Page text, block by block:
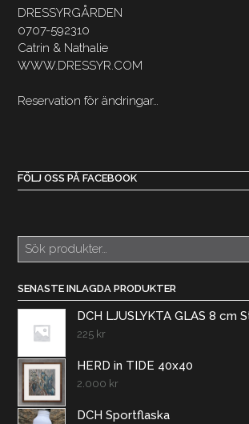
DRESSYRGÅRDEN
0707-592310
Catrin & Nathalie
WWW.DRESSYR.COM
Reservation för ändringar…
FÖLJ OSS PÅ FACEBOOK
Sök
efter:
SENASTE INLAGDA PRODUKTER
DCH LJUSLYKTA GLAS 8 cm
225 kr
HERD in TIDE 40x40
2.000 kr
DCH Sportflaska